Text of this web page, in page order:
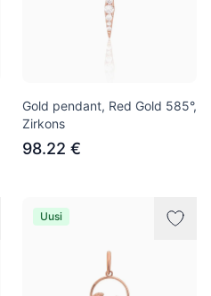
Gold pendant, Red Gold 585°,
Zirkons
98.22 €
Uusi